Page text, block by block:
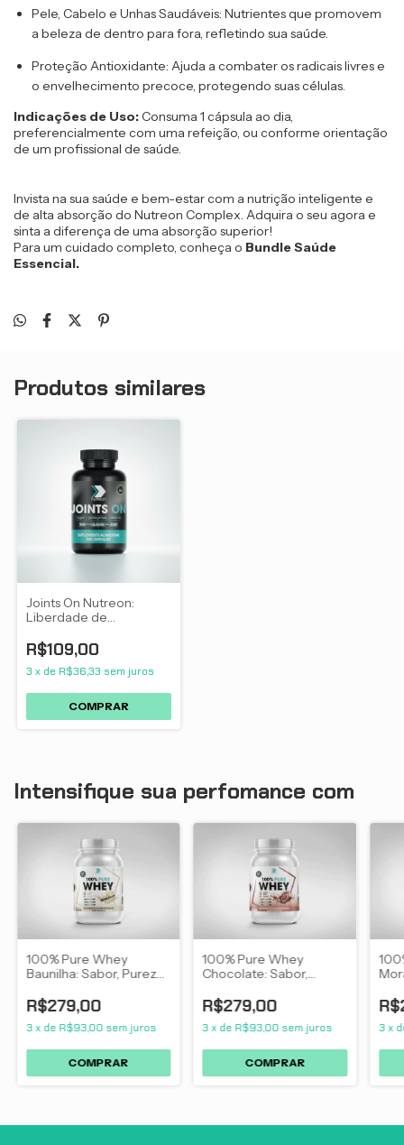
Pele, Cabelo e Unhas Saudáveis: Nutrientes que promovem
a beleza de dentro para fora, refletindo sua saúde.
Proteção Antioxidante: Ajuda a combater os radicais livres e
o envelhecimento precoce, protegendo suas células.
Indicações de Uso: Consuma 1 cápsula ao dia,
preferencialmente com uma refeição, ou conforme orientação
de um profissional de saúde.
Invista na sua saúde e bem-estar com a nutrição inteligente e
de alta absorção do Nutreon Complex. Adquira o seu agora e
sinta a diferença de uma absorção superior!
Para um cuidado completo, conheça o Bundle Saúde
Essencial.
Produtos similares
Joints On Nutreon:
Liberdade de
Articular e
Regeneração com LHA
R$109,00
3 x de R$36,33 sem juros
Intensifique sua perfomance com
100% Pure Whey
Baunilha: Sabor, Pureza
Seus Treinos
R$279,00
3x de R$93,00 sem juros
100% Pure Whey
Chocolate: Sabor,
para Seus Treinos
R$279,00
3 x de R$93,00 sem juros 3x